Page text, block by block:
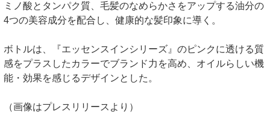
ミノ酸とタンパク質、毛髪のなめらかさをアップする油分の
4つの美容成分を配合し、健康的な髪印象に導く。
ボトルは、『エッセンスインシリーズ』のピンクに透ける質
感をプラスしたカラーでブランド力を高め、オイルらしい機
能・効果を感じるデザインとした。
（画像はプレスリリースより）